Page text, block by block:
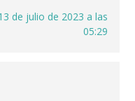
de julio de 2023 a las
05:29